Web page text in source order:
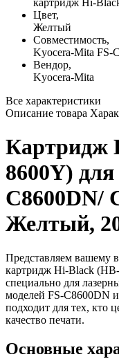
Цвет,
Желтый
Совместимость,
Kyocera-Mita FS-
Вендор,
Kyocera-Mita
Все характеристики
Описание товара
Картридж
8600Y)
C8600DN/
Желтый,
Представляем вашему
картридж Hi-Black
специально для
моделей FS-C8600DN
подходит для тех, кто
качество печати.
Основные